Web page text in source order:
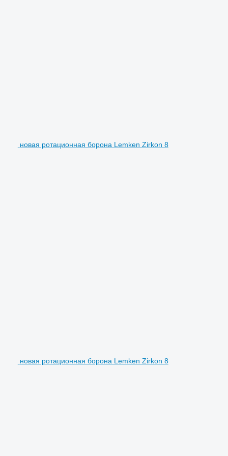
новая ротационная борона Lemken Zirkon 8
новая ротационная борона Lemken Zirkon 8